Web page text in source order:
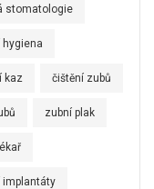
stomatologie
hygiena
kaz čištění zubů
zubní plak
implantáty